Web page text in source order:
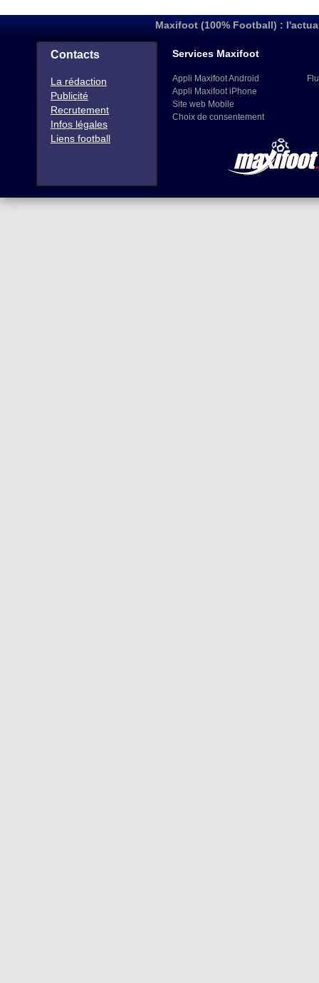
Maxifoot (100% Football) :
Contacts
La rédaction
Publicité
Recrutement
Infos légales
Liens football
Services Maxifoot
Appli Maxifoot Android
Appli Maxifoot iPhone
Site web Mobile
Choix de consentement